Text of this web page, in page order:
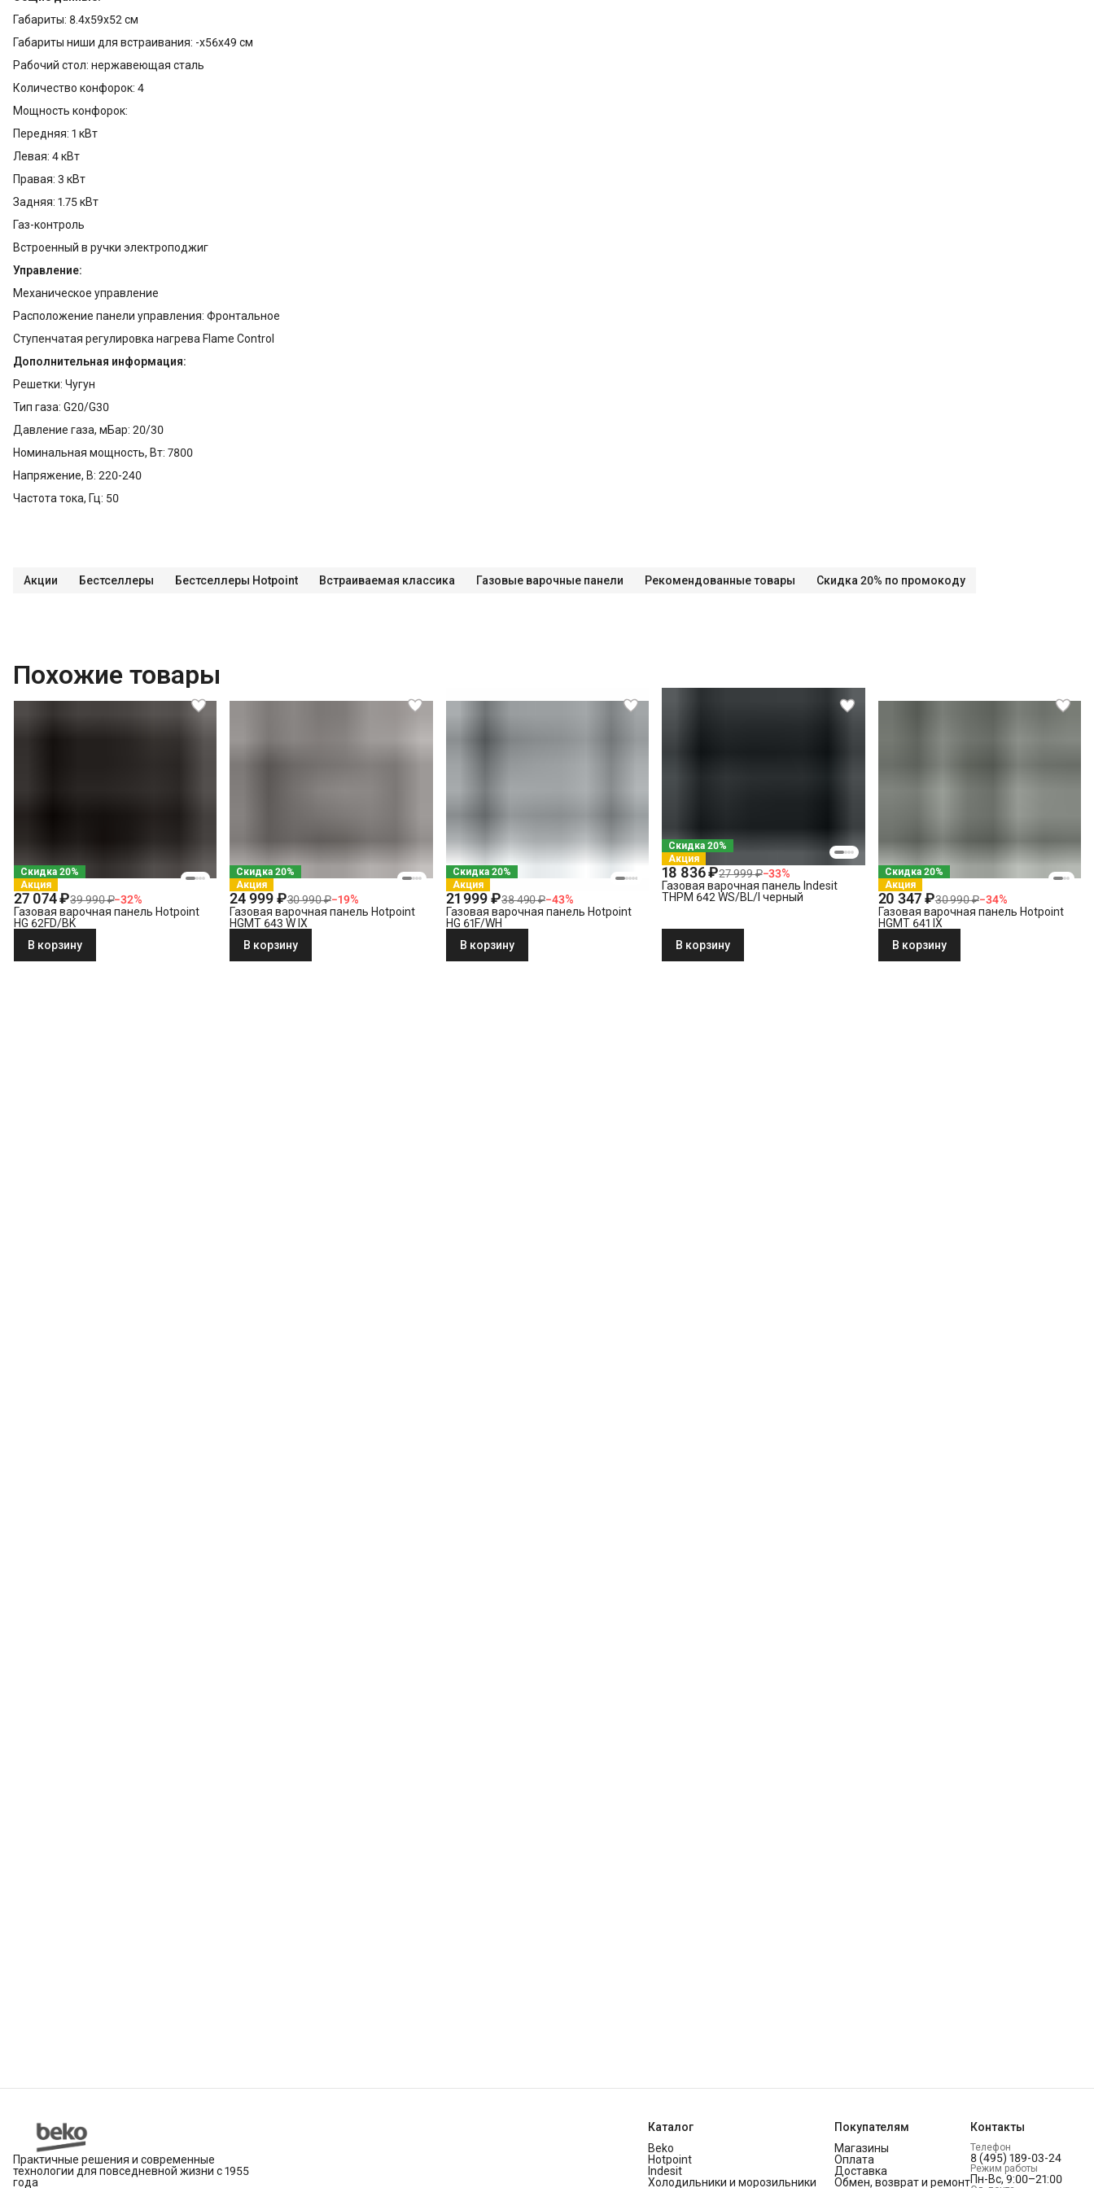
Габариты: 8.4x59x52 см
Габариты ниши для встраивания: -x56x49 см
Рабочий стол: нержавеющая сталь
Количество конфорок: 4
Мощность конфорок:
Передняя: 1 кВт
Левая: 4 кВт
Правая: 3 кВт
Задняя: 1.75 кВт
Газ-контроль
Встроенный в ручки электроподжиг
Управление:
Механическое управление
Расположение панели управления: Фронтальное
Ступенчатая регулировка нагрева Flame Control
Дополнительная информация:
Решетки: Чугун
Тип газа: G20/G30
Давление газа, мБар: 20/30
Номинальная мощность, Вт: 7800
Напряжение, В: 220-240
Частота тока, Гц: 50
Акции Бестселлеры Бестселлеры Hotpoint Встраиваемая классика Газовые варочные панели Рекомендованные товары Скидка 20% по промокоду
Похожие товары
Скидка 20%
Акция
27 074 ₽39 990 ₽−32%
Газовая варочная панель Hotpoint
HG 62FD/BK
В корзину
Скидка 20%
Акция
24 999 ₽30 990 ₽−19%
Газовая варочная панель Hotpoint
HGMT 643 W IX
В корзину
Скидка 20%
Акция
21 999 ₽38 490 ₽−43%
Газовая варочная панель Hotpoint
HG 61F/WH
В корзину
Скидка 20%
Акция
18 836 ₽27 999 ₽−33%
Газовая варочная панель Indesit
THPM 642 WS/BL/I черный
В корзину
Скидка 20%
Акция
20 347 ₽30 990 ₽−34%
Газовая варочная панель Hotpoint
HGMT 641 IX
В корзину
Практичные решения и современные
технологии для повседневной жизни с 1955
года
Каталог
Beko
Hotpoint
Indesit
Холодильники и морозильники
Покупателям
Магазины
Оплата
Доставка
Обмен, возврат и ремонт
Контакты
Телефон
8 (495) 189-03-24
Режим работы
Пн-Вс, 9:00–21:00